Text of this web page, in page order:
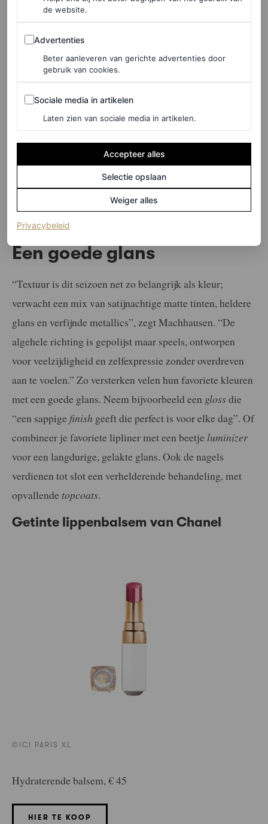
Longlastingoogpotlood, € 6,75
Een goede glans
“Textuur is dit seizoen net zo belangrijk als kleur;
verwacht een mix van satijnachtige matte tinten, heldere
glans en verfijnde metallics”, zegt Machhausen. “De
algehele richting is gepolijst maar speels, ontworpen
voor veelzijdigheid en zelfexpressie zonder overdreven
aan te voelen.” Zo versterken velen hun favoriete kleuren
met een goede glans. Neem bijvoorbeeld een glossdie
“een sappige finish geeft die perfect is voor elke dag”. Of
combineer je favoriete lipliner met een beetje luminizer
voor een langdurige, gelakte glans. Ook de nagels
verdienen tot slot een verhelderende behandeling, met
opvallende topcoats.
Getinte lippenbalsem van Chanel
©ICI PARIS XL
Hydraterende balsem, € 45
HIER TE KOOP
de website.
Advertenties
Advertenties
Beter aanleveren van gerichte advertenties door
gebruik van cookies.
Sociale media in artikelen
Sociale media in artikelen
Laten zien van sociale media in artikelen.
Accepteer alles
Selectie opslaan
Weiger alles
Privacybeleid